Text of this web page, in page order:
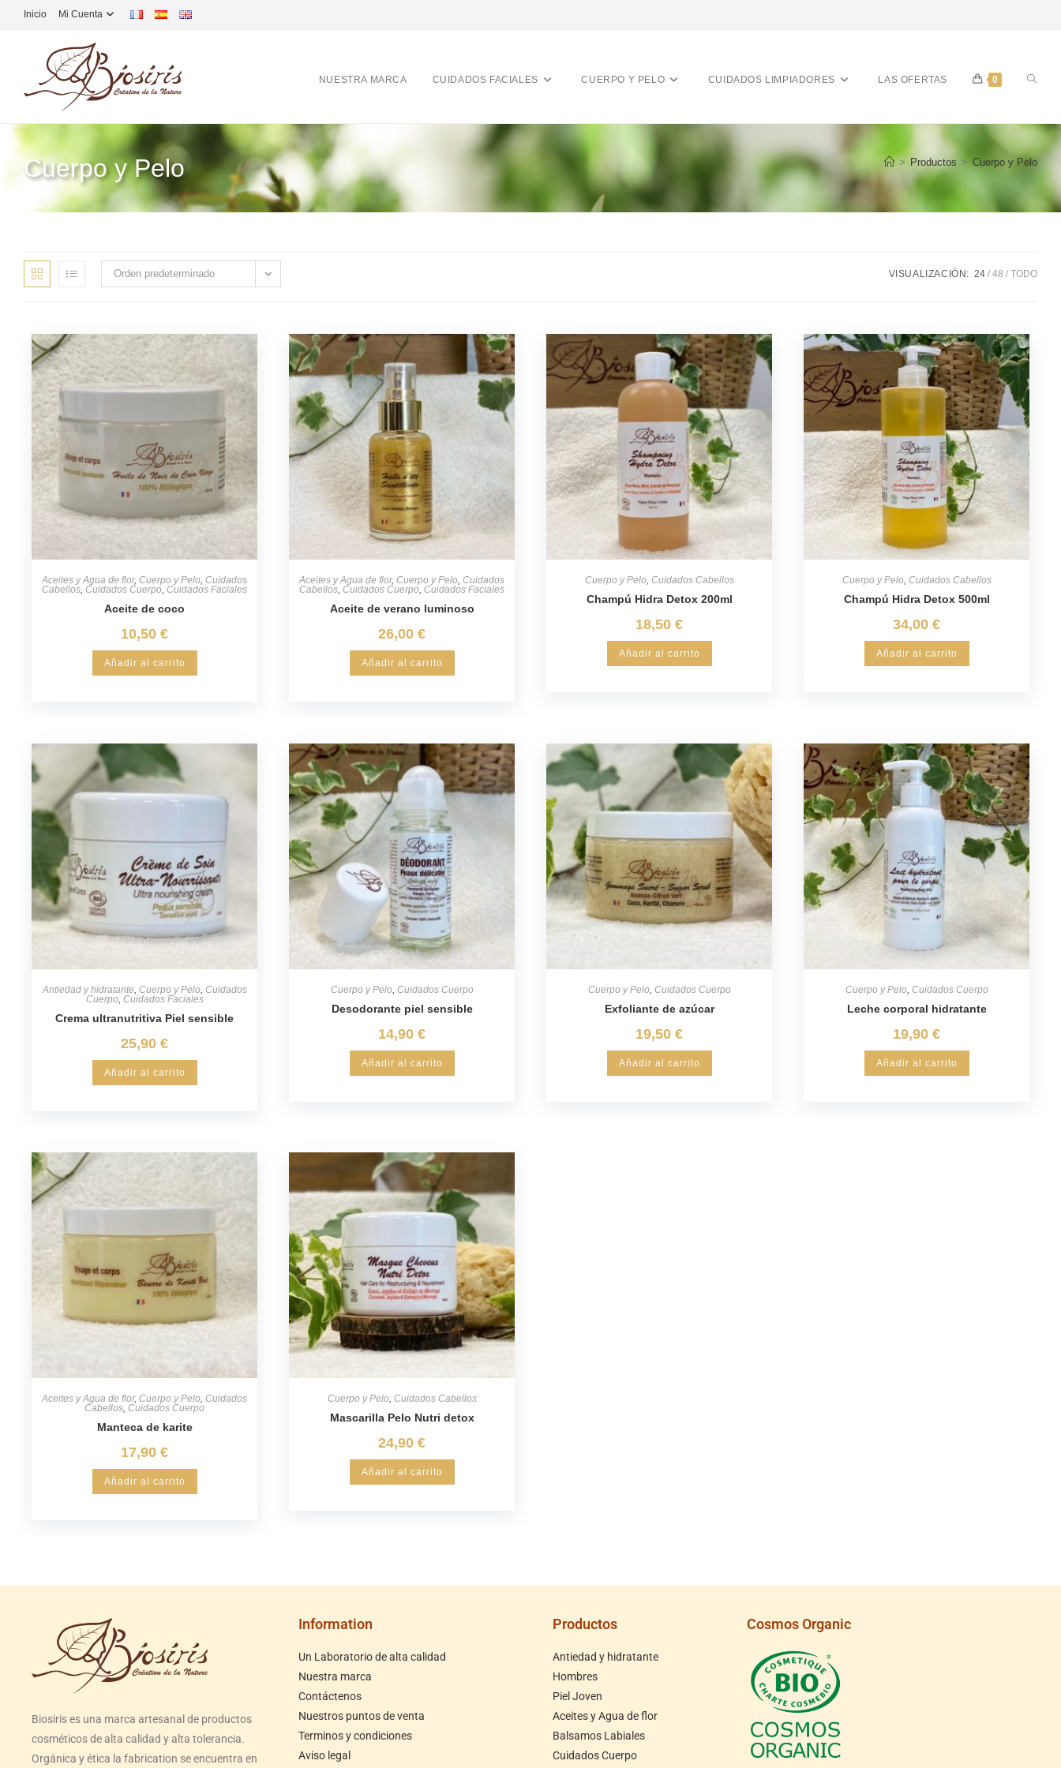
Inicio Mi Cuenta
NUESTRA MARCA CUIDADOS FACIALES CUERPO Y PELO CUIDADOS LIMPIADORES LAS OFERTAS 0
Cuerpo y Pelo > Productos > Cuerpo y Pelo
Orden predeterminado VISUALIZACIÓN: 24 48 TODO
Aceites y Agua de flor, Cuerpo y Pelo, Cuidados
Cabellos, Cuidados Cuerpo, Cuidados Faciales
Aceite de coco
10,50 €
Añadir al carrito
Aceites y Agua de flor, Cuerpo y Pelo, Cuidados
Cabellos, Cuidados Cuerpo, Cuidados Faciales
Aceite de verano luminoso
26,00 €
Añadir al carrito
Cuerpo y Pelo, Cuidados Cabellos
Champú Hidra Detox 200ml
18,50 €
Añadir al carrito
Cuerpo y Pelo, Cuidados Cabellos
Champú Hidra Detox 500ml
34,00 €
Añadir al carrito
Antiedad y hidratante Cuerpo y Pelo, Cuidados
Cuerpo, Cuidados Faciales
Crema ultranutritiva Piel sensible
25,90 €
Añadir al carrito
Cuerpo y Pelo, Cuidados Cuerpo
Desodorante piel sensible
14,90 €
Añadir al carrito
Cuerpo y Pelo, Cuidados Cuerpo
Exfoliante de azúcar
19,50 €
Añadir al carrito
Cuerpo y Pelo, Cuidados Cuerpo
Leche corporal hidratante
19,90 €
Añadir al carrito
Aceites y Agua de flor, Cuerpo y Pelo, Cuidados
Cabellos, Cuidados Cuerpo
Manteca de karite
17,90 €
Añadir al carrito
Cuerpo y Pelo, Cuidados Cabellos
Mascarilla Pelo Nutri detox
24,90 €
Añadir al carrito
Biosiris es una marca artesanal de productos
cosméticos de alta calidad y alta tolerancia.
Orgánica y ética la fabrication se encuentra en
Information
Un Laboratorio de alta calidad
Nuestra marca
Contáctenos
Nuestros puntos de venta
Terminos y condiciones
Aviso legal
Productos
Antiedad y hidratante
Hombres
Piel Joven
Aceites y Agua de flor
Balsamos Labiales
Cuidados Cuerpo
Cosmos Organic